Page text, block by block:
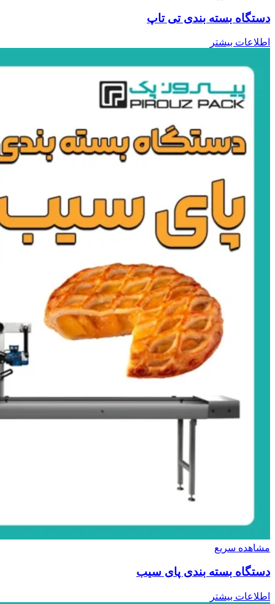
دستگاه بسته بندی تی تاپ
اطلاعات بیشتر
مشاهده سریع
دستگاه بسته بندی پای سیب
اطلاعات بیشتر